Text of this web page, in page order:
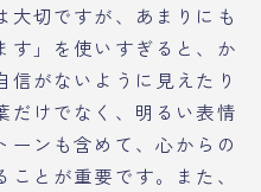
大切ですが、あまりにも
す」を使いすぎると、か
信がないように見えたり
だけでなく、明るい表情
ーンも含めて、心からの
とが重要です。また、